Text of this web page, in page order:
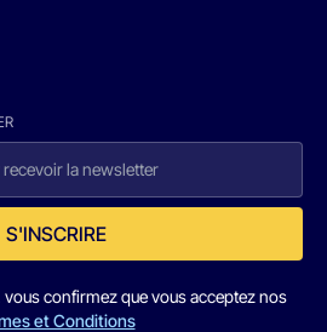
S'INSCRIRE
confirmez que vous acceptez nos
et Conditions